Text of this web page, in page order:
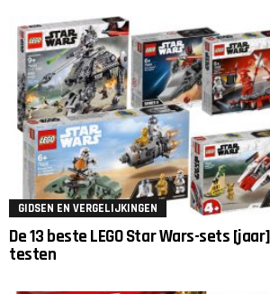
GIDSEN EN VERGELIJKINGEN
De 13 beste LEGO Star Wars-sets
testen